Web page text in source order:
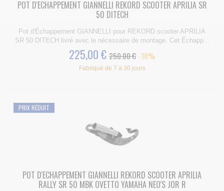
POT D'ECHAPPEMENT GIANNELLI REKORD SCOOTER APRILIA SR
50 DITECH
Pot d'Échappement GIANNELLI pour REKORD scooter APRILIA
SR 50 DITECH livré avec le nécessaire de montage. Cet Échapp...
225,00 € 250.00 € -10%
Fabriqué de 7 à 30 jours
PRIX RÉDUIT
POT D'ECHAPPEMENT GIANNELLI REKORD SCOOTER APRILIA
RALLY SR 50 MBK OVETTO YAMAHA NEO'S JOR R